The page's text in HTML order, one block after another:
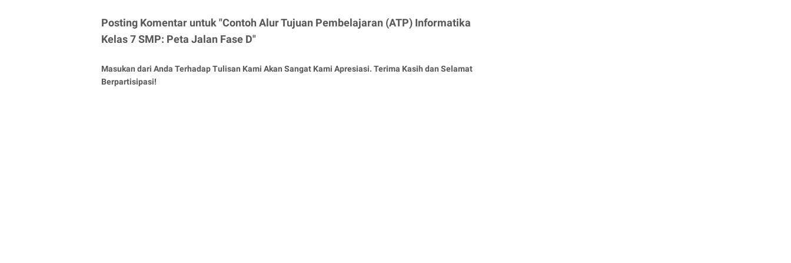
Posting Komentar untuk "Contoh Alur Tujuan Pembelajaran (ATP) Informatika
Kelas 7 SMP: Peta Jalan Fase D"
Masukan dari Anda Terhadap Tulisan Kami Akan Sangat Kami Apresiasi. Terima Kasih dan Selamat
Berpartisipasi!